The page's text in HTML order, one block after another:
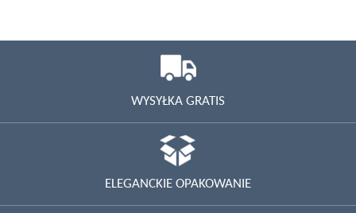
WYSYŁKA GRATIS
ELEGANCKIE OPAKOWANIE